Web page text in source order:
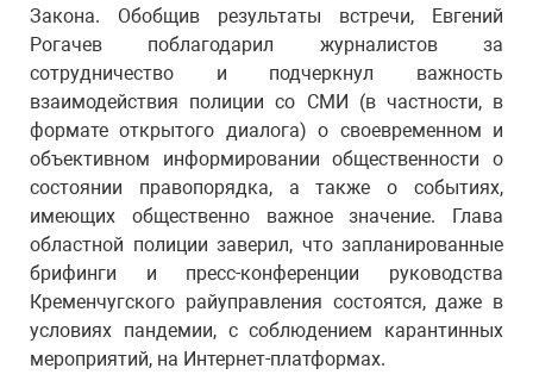
Закона. Обобщив результаты встречи, Евгений
Рогачев поблагодарил журналистов за
сотрудничество и подчеркнул важность
взаимодействия полиции со СМИ (в частности, в
формате открытого диалога) о своевременном и
объективном информировании общественности о
состоянии правопорядка, а также о событиях,
имеющих общественно важное значение. Глава
областной полиции заверил, что запланированные
брифинги и пресс-конференции руководства
Кременчугского райуправления состоятся, даже в
условиях пандемии, с соблюдением карантинных
мероприятий, на Интернет-платформах.